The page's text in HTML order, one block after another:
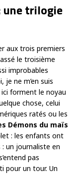
trilogie
aux trois premiers
le troisième
improbables
je ne m’en suis
forment le noyau
chose, celui
ratés ou les
Démons du maïs
: les enfants ont
un journaliste en
pas
pour un tour. Un